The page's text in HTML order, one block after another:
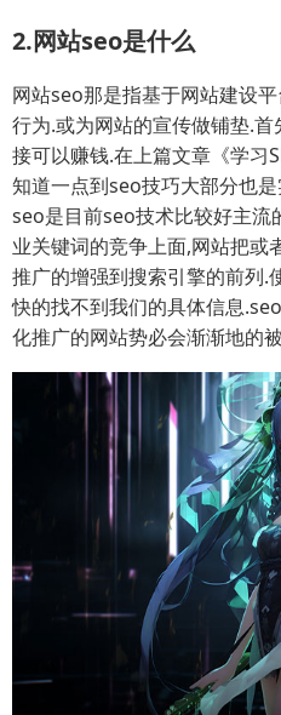
2.网站seo是什么
网站seo那是指基于网站建设
行为.或为网站的宣传做铺垫.
接可以赚钱.在上篇文章《学习
知道一点到seo技巧大部分也
seo是目前seo技术比较好主流
业关键词的竞争上面,网站把或
推广的增强到搜索引擎的前列.
快的找不到我们的具体信息
化推广的网站势必会渐渐地的